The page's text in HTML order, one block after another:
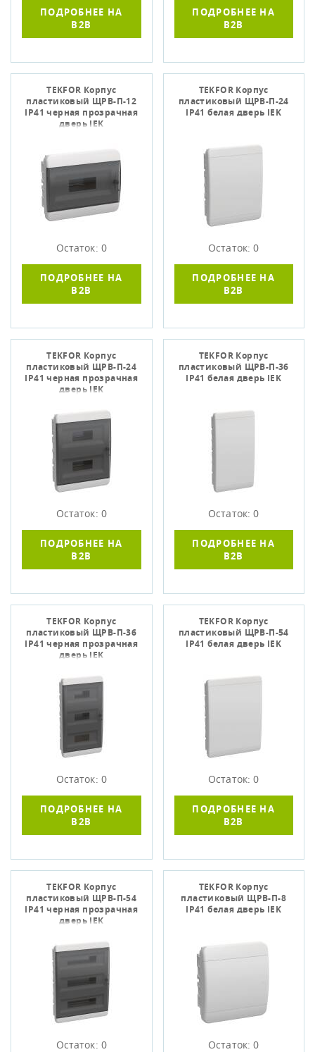
ПОДРОБНЕЕ НА
B2B
ПОДРОБНЕЕ НА
B2B
TEKFOR Корпус
пластиковый ЩРВ-П-12
IP41 черная прозрачная
дверь IEK
Остаток: 0
ПОДРОБНЕЕ НА
B2B
TEKFOR Корпус
пластиковый ЩРВ-П-24
IP41 белая дверь IEK
Остаток: 0
ПОДРОБНЕЕ НА
B2B
TEKFOR Корпус
пластиковый ЩРВ-П-24
IP41 черная прозрачная
дверь IEK
Остаток: 0
ПОДРОБНЕЕ НА
B2B
TEKFOR Корпус
пластиковый ЩРВ-П-36
IP41 белая дверь IEK
Остаток: 0
ПОДРОБНЕЕ НА
B2B
TEKFOR Корпус
пластиковый ЩРВ-П-36
IP41 черная прозрачная
дверь IEK
Остаток: 0
ПОДРОБНЕЕ НА
B2B
TEKFOR Корпус
пластиковый ЩРВ-П-54
IP41 белая дверь IEK
Остаток: 0
ПОДРОБНЕЕ НА
B2B
TEKFOR Корпус
пластиковый ЩРВ-П-54
IP41 черная прозрачная
дверь IEK
Остаток: 0
TEKFOR Корпус
пластиковый ЩРВ-П-8
IP41 белая дверь IEK
Остаток: 0